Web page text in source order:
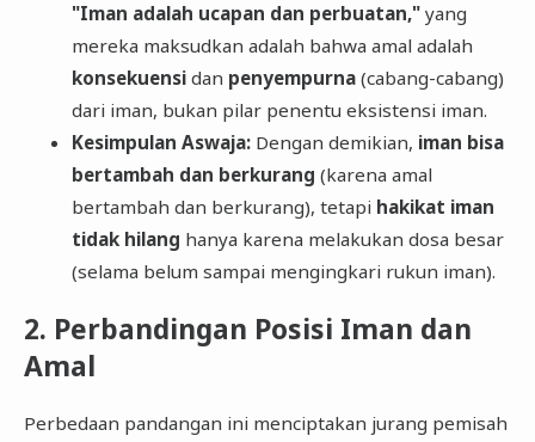
"Iman adalah ucapan dan perbuatan,"yang
mereka maksudkan adalah bahwa amal adalah
konsekuensidan penyempurna(cabang-cabang)
dari iman, bukan pilar penentu eksistensi iman.
Kesimpulan Aswaja:Dengan demikian, iman bisa
bertambah dan berkurang (karena amal
bertambah dan berkurang), tetapi hakikat iman
tidak hilang hanya karena melakukan dosa besar
(selama belum sampai mengingkari rukun iman).
​2. Perbandingan Posisi Iman dan
Amal
​Perbedaan pandangan ini menciptakan jurang pemisah